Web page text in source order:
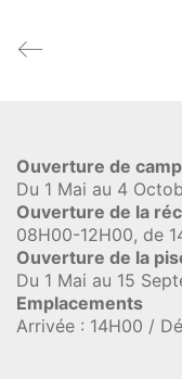
Ouverture de
Du 1 Mai au 4
Ouverture de la
08H00-12H00, de
Ouverture de la
Du 1 Mai au 15
Emplacements
Arrivée : 14H00 /